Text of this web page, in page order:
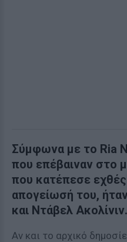
Σύμφωνα με το Ria
που επέβαιναν στο
που κατέπεσε εχθές
απογείωσή του,
και Ντάβελ Ακολίνιν.
Αν και το αρχικό